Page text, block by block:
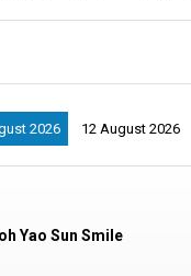
2026 12 August 2026
Yao Sun Smile